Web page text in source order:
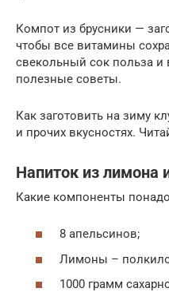
Компот из брусники —
чтобы все витамины
свекольный сок польза и
полезные советы.
Как заготовить на зиму
и прочих вкусностях.
Напиток из лимона
Какие компоненты
8 апельсинов;
Лимоны –
1000 грамм